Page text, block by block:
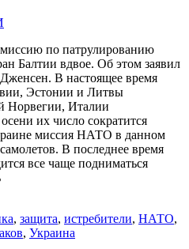
по патрулированию
Балтии вдвое. Об этом заявил
В настоящее время
Эстонии и Литвы
Норвегии, Италии
их число сократится
миссия НАТО в данном
В последнее время
все чаще подниматься
, защита, истребители, НАТО,
, Украина